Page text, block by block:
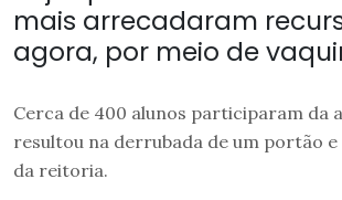
mais arrecadaram
agora, por meio de
Cerca de 400 alunos participaram da
resultou na derrubada de um portão
da reitoria.